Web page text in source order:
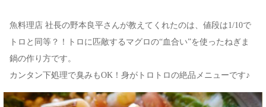
魚料理店 社長の野本良平さんが教えてくれたのは、値段は1/10で
トロと同等？！トロに匹敵するマグロの“血合い”を使ったねぎま
鍋の作り方です。
カンタン下処理で臭みもOK！身がトロトロの絶品メニューです♪